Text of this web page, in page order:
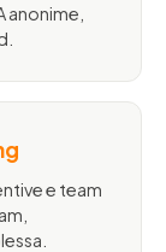
e team